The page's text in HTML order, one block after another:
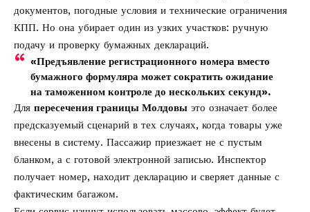
документов, погодные условия и технические ограничения
КПП. Но она убирает один из узких участков: ручную
подачу и проверку бумажных деклараций.
«Предъявление регистрационного номера вместо
бумажного формуляра может сократить ожидание
на таможенном контроле до нескольких секунд».
Для пересечения границы Молдовы это означает более
предсказуемый сценарий в тех случаях, когда товары уже
внесены в систему. Пассажир приезжает не с пустым
бланком, а с готовой электронной записью. Инспектор
получает номер, находит декларацию и сверяет данные с
фактическим багажом.